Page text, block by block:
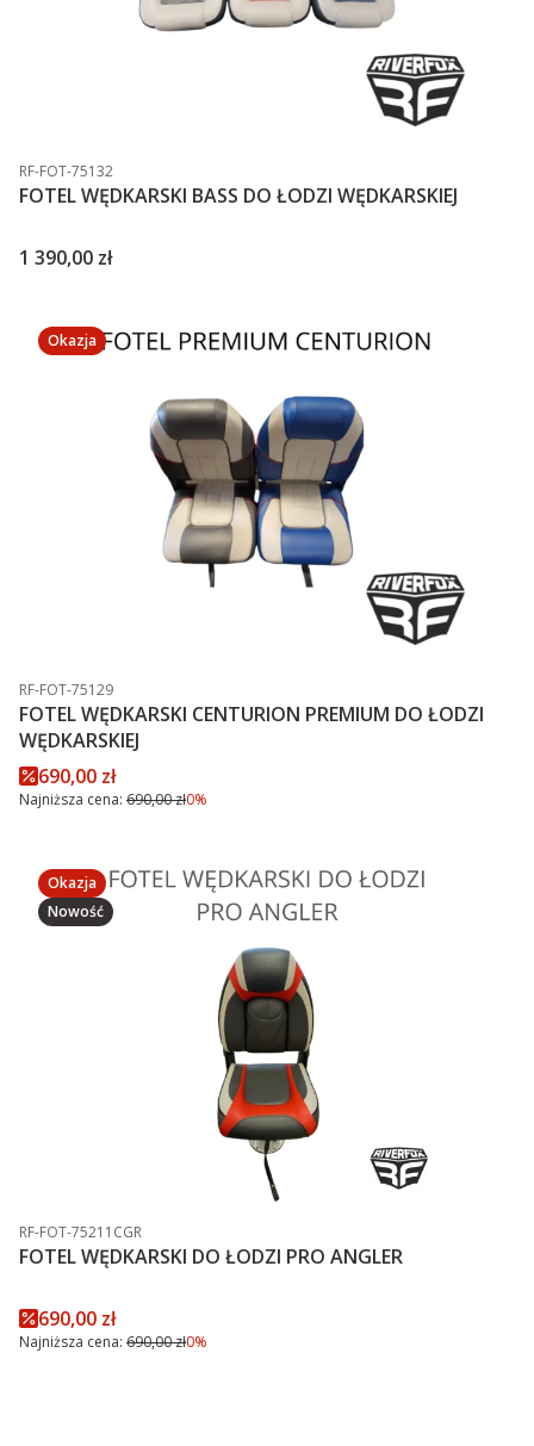
Kod produktu
RF-FOT-75132
FOTEL WĘDKARSKI BASS DO ŁODZI WĘDKARSKIEJ
Cena
1 390,00 zł
Okazja
Kod produktu
RF-FOT-75129
FOTEL WĘDKARSKI CENTURION PREMIUM DO ŁODZI
WĘDKARSKIEJ
Cena promocyjna
690,00 zł
Najniższa cena: 690,00 zł0%
Okazja
Nowość
Kod produktu
RF-FOT-75211CGR
FOTEL WĘDKARSKI DO ŁODZI PRO ANGLER
Cena promocyjna
690,00 zł
Najniższa cena: 690,00 zł0%